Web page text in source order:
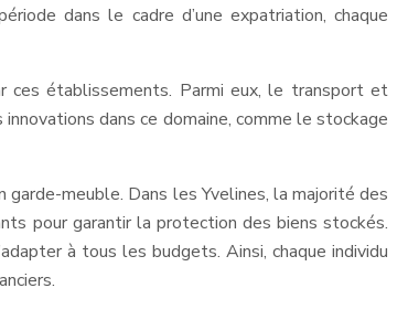
dans le cadre d’une expatriation, chaque
ces établissements. Parmi eux, le transport et
dans ce domaine, comme le stockage
meuble. Dans les Yvelines, la majorité des
pour garantir la protection des biens stockés.
à tous les budgets. Ainsi, chaque individu